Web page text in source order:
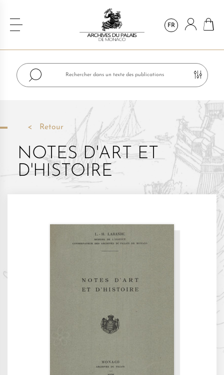
FR
Retour
NOTES D'ART ET
D'HISTOIRE